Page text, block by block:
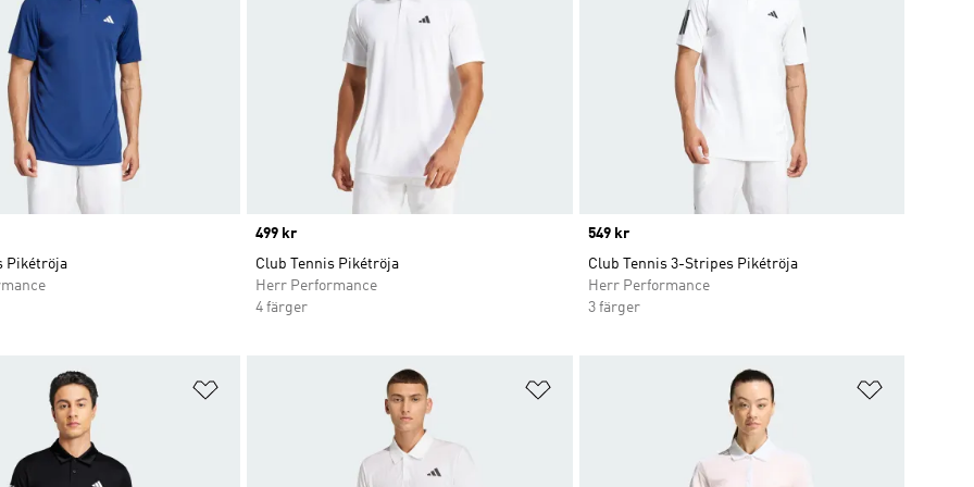
Pikétröja
Price
499 kr
Club Tennis Pikétröja
Herr Performance
4 färger
Price
549 kr
Club Tennis 3-Stripes Pikétröja
Herr Performance
3 färger
Lägg till på önskelistan Lägg till på önskelistan